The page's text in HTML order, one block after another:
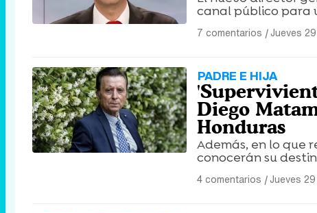
canal público para
7 comentarios |Jueves
PADRE E HIJA
Diego
Honduras
Además, en lo que
conocerán su
4 comentarios |Jueves 29